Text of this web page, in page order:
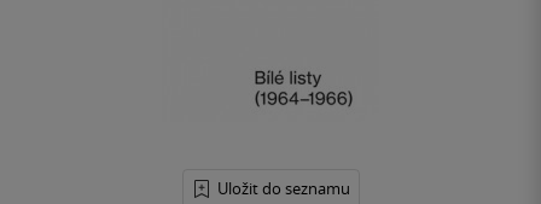
Uložit do seznamu